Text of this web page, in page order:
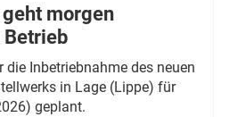
geht morgen
Betrieb
die Inbetriebnahme des neuen
in Lage (Lippe) für
geplant.